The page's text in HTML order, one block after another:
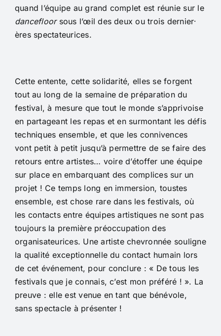
quand l’équipe au grand complet est réunie sur le
dancefloorsous l’œil des deux ou trois dernier⸱
ères spectateurices.
Cette entente, cette solidarité, elles se forgent
tout au long de la semaine de préparation du
festival, à mesure que tout le monde s’apprivoise
en partageant les repas et en surmontant les défis
techniques ensemble, et que les connivences
vont petit à petit jusqu’à permettre de se faire des
retours entre artistes… voire d’étoffer une équipe
sur place en embarquant des complices sur un
projet ! Ce temps long en immersion, toustes
ensemble, est chose rare dans les festivals, où
les contacts entre équipes artistiques ne sont pas
toujours la première préoccupation des
organisateurices. Une artiste chevronnée souligne
la qualité exceptionnelle du contact humain lors
de cet événement, pour conclure : « De tous les
festivals que je connais, c’est mon préféré ! ». La
preuve : elle est venue en tant que bénévole,
sans spectacle à présenter !